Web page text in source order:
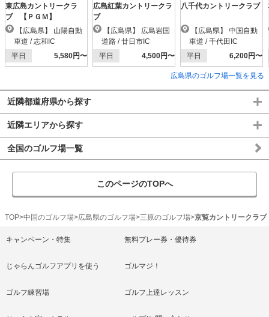
東広島カントリークラ
ブ 【ＰＧＭ】
車道 / 志和IC
平日
5,580円〜
広島紅葉カントリークラ
ブ
道路 / 廿日市IC
平日
4,500円〜
八千代カントリークラブ
車道 / 千代田IC
平日
6,200円〜
広島県のゴルフ場一覧を見る
近隣都道府県から探す
近隣エリアから探す
全国のゴルフ場一覧
このページのTOPへ
TOP 中国のゴルフ場 広島県のゴルフ場 三原のゴルフ場 京覧カントリークラブ
キャンペーン・特集 無料プレー券・優待券
じゃらんゴルフアプリを使う ゴルマジ！
ゴルフ練習場 ゴルフ上達レッスン